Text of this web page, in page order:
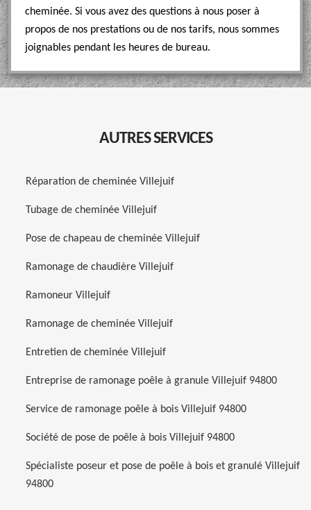
cheminée. Si vous avez des questions à nous poser à
propos de nos prestations ou de nos tarifs, nous sommes
joignables pendant les heures de bureau.
AUTRES SERVICES
Réparation de cheminée Villejuif
Tubage de cheminée Villejuif
Pose de chapeau de cheminée Villejuif
Ramonage de chaudière Villejuif
Ramoneur Villejuif
Ramonage de cheminée Villejuif
Entretien de cheminée Villejuif
Entreprise de ramonage poêle à granule Villejuif 94800
Service de ramonage poêle à bois Villejuif 94800
Société de pose de poêle à bois Villejuif 94800
Spécialiste poseur et pose de poêle à bois et granulé Villejuif
94800